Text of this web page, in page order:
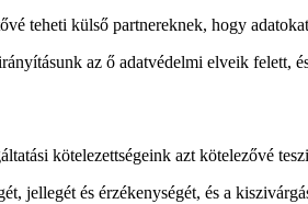
teheti külső partnereknek, hogy
az ő adatvédelmi elveik felett,
kötelezettségeink azt kötelezővé
jellegét és érzékenységét, és a